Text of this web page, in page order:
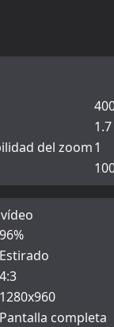
1.7
del zoom1
96%
Estirado
4:3
1280x960
Pantalla completa